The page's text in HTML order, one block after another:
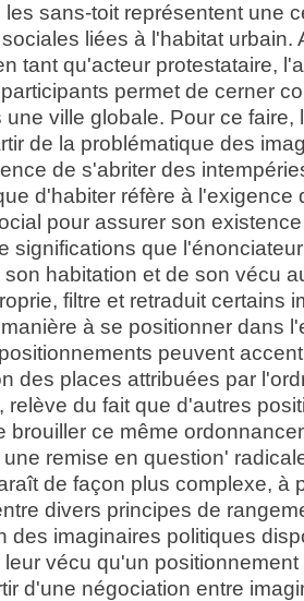
sans-toit représentent une
liées à l'habitat urbain.
tant qu'acteur protestataire,
permet de cerner
une ville globale. Pour ce faire,
de la problématique des
de s'abriter des
d'habiter réfère à l'exigence
pour assurer son
significations que
habitation et de son vécu
filtre et retraduit certains
à se positionner dans
peuvent
des places attribuées par
relève du fait que d'autres
brouiller ce même
remise en question'
de façon plus complexe, à
divers principes de
des imaginaires politiques
vécu qu'un
d'une négociation entre